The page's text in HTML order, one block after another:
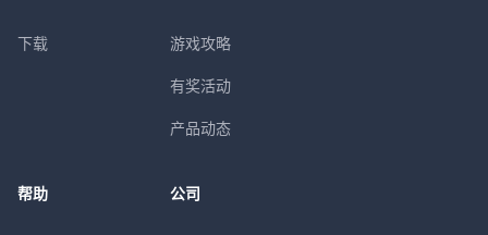
下载 游戏攻略
有奖活动
产品动态
帮助 公司